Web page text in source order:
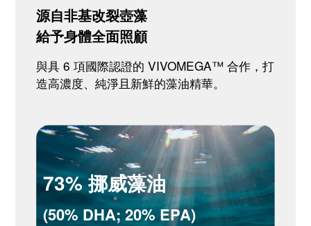
源自非基改裂壺藻
給予身體全面照顧
與具 6 項國際認證的 VIVOMEGA™ 合作，打
造高濃度、純淨且新鮮的藻油精華。
73% 挪威藻油
(50% DHA; 20% EPA)